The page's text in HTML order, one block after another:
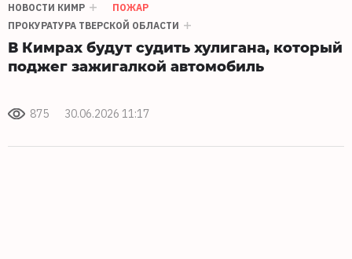
НОВОСТИ КИМР
ПОЖАР
ПРОКУРАТУРА ТВЕРСКОЙ ОБЛАСТИ
В Кимрах будут судить хулигана, который
поджег зажигалкой автомобиль
875 30.06.2026 11:17